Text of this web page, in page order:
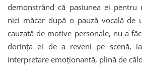
demonstrând că pasiunea ei
nici măcar după o pauză vocală de
cauzată de motive personale, nu a
dorința ei de a reveni pe scenă,
interpretare emoționantă, plină de